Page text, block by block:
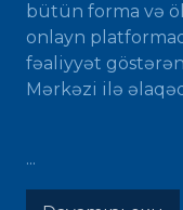
bütün forma və
onlayn
fəaliyyət
Mərkəzi ilə
...